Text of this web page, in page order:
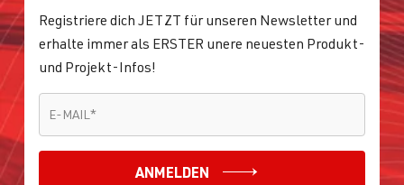
Registriere dich JETZT für unseren Newsletter und
erhalte immer als ERSTER unere neuesten Produkt-
und Projekt-Infos!
E-MAIL *
ANMELDEN